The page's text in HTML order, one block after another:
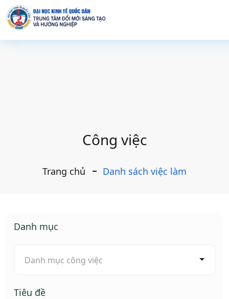
Công việc
Trang chủ Danh sách việc làm
Danh mục
Danh mục công việc
Tiêu đề